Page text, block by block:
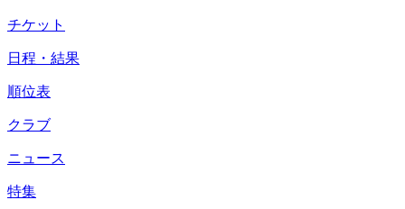
チケット
日程・結果
順位表
クラブ
ニュース
特集